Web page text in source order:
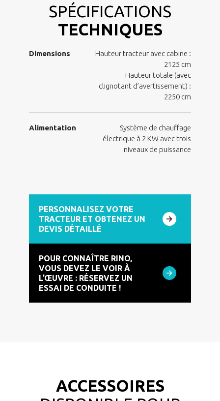
SPÉCIFICATIONS
TECHNIQUES
Dimensions
Hauteur tracteur avec cabine :
2125 cm
Hauteur totale (avec
clignotant d’avertissement) :
2250 cm
Alimentation
Système de chauffage
électrique à 2 KW avec trois
niveaux de puissance
PERSONNALISEZ VOTRE
TRACTEUR ET OBTENEZ UN
DEVIS DÉTAILLÉ
POUR CONNAÎTRE RINO,
VOUS DEVEZ LE VOIR À
L’ŒUVRE : RÉSERVEZ UN
ESSAI DE CONDUITE !
ACCESSOIRES